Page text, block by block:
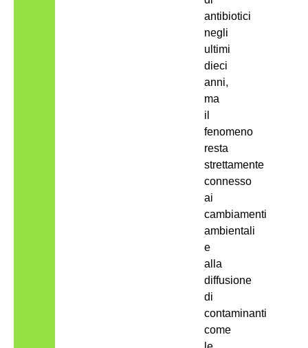
antibiotici
negli
ultimi
dieci
anni,
ma
il
fenomeno
resta
strettamente
connesso
ai
cambiamenti
ambientali
e
alla
diffusione
di
contaminanti
come